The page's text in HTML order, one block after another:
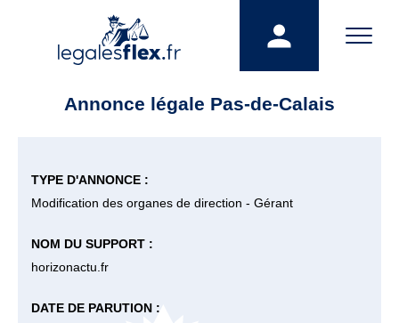
Annonce légale Pas-de-Calais
TYPE D'ANNONCE :
Modification des organes de direction - Gérant
NOM DU SUPPORT :
horizonactu.fr
DATE DE PARUTION :